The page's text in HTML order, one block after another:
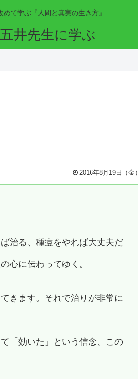
めて学ぶ『人間と真実の生き方』
五井先生に学ぶ
2016年8月19日（金）
治る、種痘をやれば大丈夫だ
心に伝わってゆく。
きます。それで治りが非常に
「効いた」という信念、この